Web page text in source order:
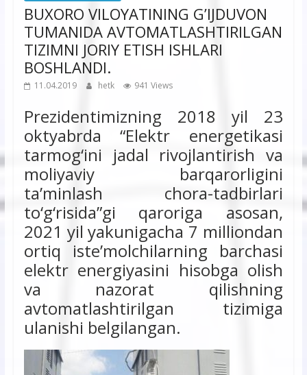
BUXORO VILOYATINING G’IJDUVON
TUMANIDA AVTOMATLASHTIRILGAN
TIZIMNI JORIY ETISH ISHLARI
BOSHLANDI.
11.04.2019 hetk 941 Views
Prezidentimizning 2018 yil 23
oktyabrda “Elektr energetikasi
tarmog‘ini jadal rivojlantirish va
moliyaviy barqarorligini
ta’minlash chora-tadbirlari
to‘g‘risida”gi qaroriga asosan,
2021 yil yakunigacha 7 milliondan
ortiq iste’molchilarning barchasi
elektr energiyasini hisobga olish
va nazorat qilishning
avtomatlashtirilgan tizimiga
ulanishi belgilangan.